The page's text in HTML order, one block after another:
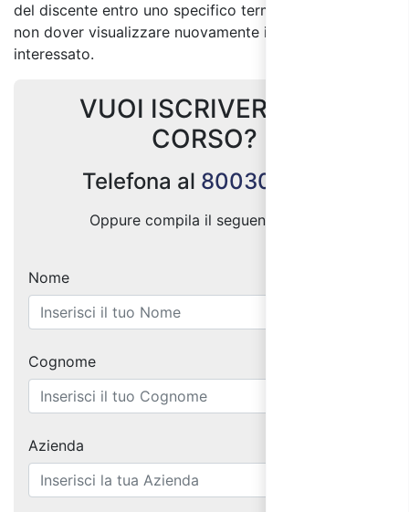
del discente entro uno specifico termine di tempo per
non dover visualizzare nuovamente il Modulo
interessato.
VUOI ISCRIVERTI AL
CORSO?
Telefona al 800300333
Oppure compila il seguente form:
Nome
Cognome
Azienda